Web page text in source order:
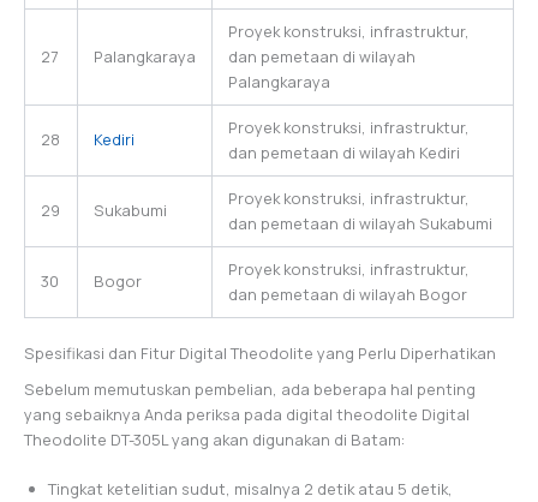
27 Palangkaraya
Proyek konstruksi, infrastruktur,
dan pemetaan di wilayah
Palangkaraya
28 Kediri
Proyek konstruksi, infrastruktur,
dan pemetaan di wilayah Kediri
29 Sukabumi
Proyek konstruksi, infrastruktur,
dan pemetaan di wilayah Sukabumi
30 Bogor
Proyek konstruksi, infrastruktur,
dan pemetaan di wilayah Bogor
Spesifikasi dan Fitur Digital Theodolite yang Perlu Diperhatikan
Sebelum memutuskan pembelian, ada beberapa hal penting
yang sebaiknya Anda periksa pada digital theodolite Digital
Theodolite DT-305L yang akan digunakan di Batam:
Tingkat ketelitian sudut, misalnya 2 detik atau 5 detik,